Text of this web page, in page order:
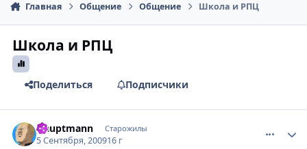
Главная Общение Общение Школа и РПЦ
Школа и РПЦ
Поделиться Подписчики
Hauptmann Старожилы
5 Сентября, 200916 г